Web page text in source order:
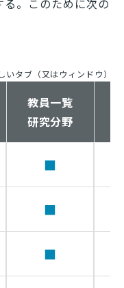
。このために次の
いタブ（又はウィンドウ）で
教員一覧
研究分野
■
■
■